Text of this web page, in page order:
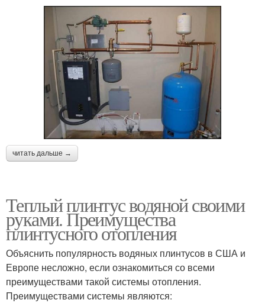
читать дальше →
Теплый плинтус водяной своими
руками. Преимущества
плинтусного отопления
Объяснить популярность водяных плинтусов в США и
Европе несложно, если ознакомиться со всеми
преимуществами такой системы отопления.
Преимуществами системы являются: